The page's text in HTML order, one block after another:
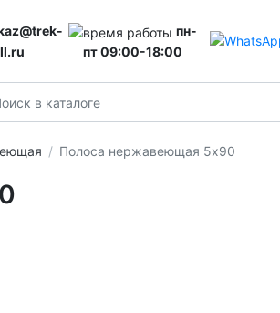
пн-
пт 09:00-18:00
Полоса нержавеющая 5х90